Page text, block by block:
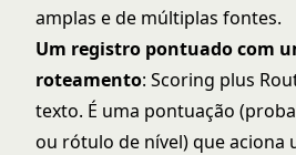
amplas e de múltiplas fontes.
Um registro pontuado com
roteamento: Scoring plus
texto. É uma pontuação
ou rótulo de nível) que aciona